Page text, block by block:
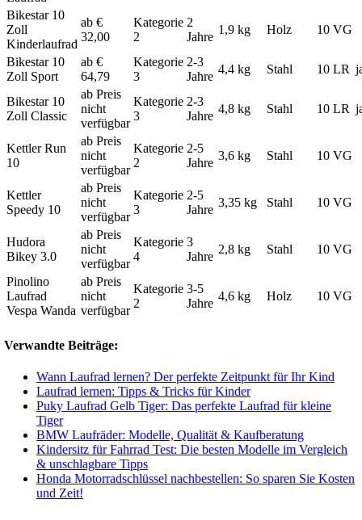
Bikestar 10
Zoll
Kinderlaufrad
ab €
32,00
Kategorie
2
2
Jahre
1,9 kg Holz 10 VG
Bikestar 10
Zoll Sport
ab €
64,79
Kategorie
3
2-3
Jahre
4,4 kg Stahl 10 LR
Bikestar 10
Zoll Classic
ab Preis
nicht
verfügbar
Kategorie
3
2-3
Jahre
4,8 kg Stahl 10 LR
Kettler Run
10
ab Preis
nicht
verfügbar
Kategorie
2
2-5
Jahre
3,6 kg Stahl 10 VG
Kettler
Speedy 10
ab Preis
nicht
verfügbar
Kategorie
3
2-5
Jahre
3,35 kg Stahl 10 VG
Hudora
Bikey 3.0
ab Preis
nicht
verfügbar
Kategorie
4
3
Jahre
2,8 kg Stahl 10 VG
Pinolino
Laufrad
Vespa Wanda
ab Preis
nicht
verfügbar
Kategorie
2
3-5
Jahre
4,6 kg Holz 10 VG
Verwandte Beiträge:
Wann Laufrad lernen? Der perfekte Zeitpunkt für Ihr Kind
Laufrad lernen: Tipps & Tricks für Kinder
Puky Laufrad Gelb Tiger: Das perfekte Laufrad für kleine
Tiger
BMW Laufräder: Modelle, Qualität & Kaufberatung
Kindersitz für Fahrrad Test: Die besten Modelle im Vergleich
& unschlagbare Tipps
Honda Motorradschlüssel nachbestellen: So sparen Sie Kosten
und Zeit!